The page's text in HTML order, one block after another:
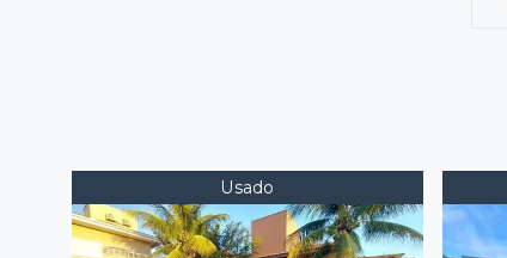
Usado